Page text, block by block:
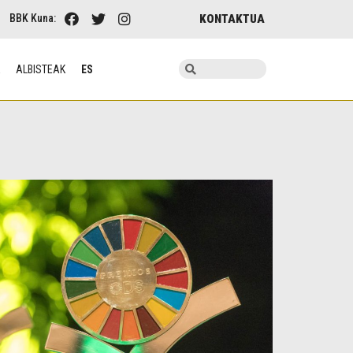
BBK Kuna: KONTAKTUA
ALBISTEAK ES